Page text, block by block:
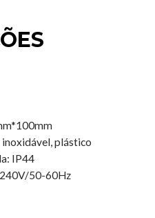
plástico
IP44
50-60Hz